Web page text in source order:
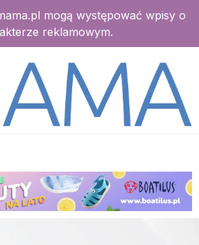
mogą występować wpisy o
reklamowym.